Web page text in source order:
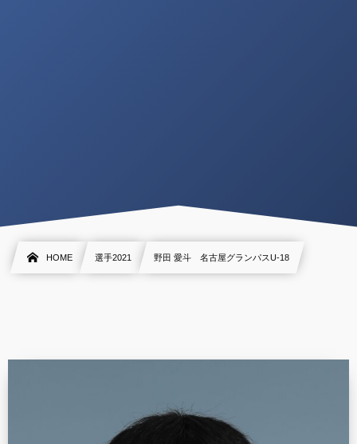
HOME 選手2021 野田 愛斗 名古屋グランパスU-18